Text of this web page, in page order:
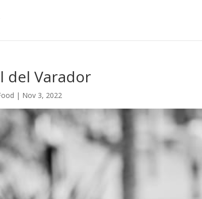
del Varador
| Nov 3, 2022